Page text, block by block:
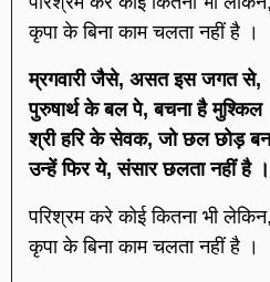
कृपा के बिना काम चलता नहीं है ।
म्रगवारी जैसे, असत इस जगत से,
पुरुषार्थ के बल पे, बचना है मुश्किल
श्री हरि के सेवक, जो छल छोड़
उन्हें फिर ये, संसार छलता नहीं है ।
परिश्रम करे कोई कितना भी लेकिन,
कृपा के बिना काम चलता नहीं है ।